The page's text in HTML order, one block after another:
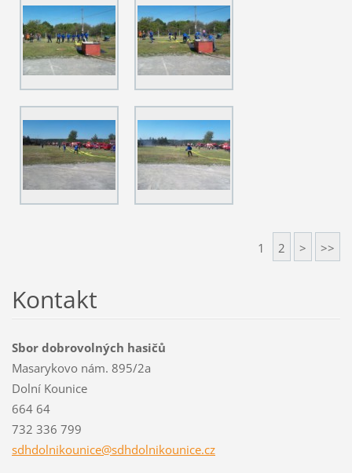
1 2 > >>
Kontakt
Sbor dobrovolných hasičů
Masarykovo nám. 895/2a
Dolní Kounice
664 64
732 336 799
sdhdolnikounice@sdhdolnikounice.cz